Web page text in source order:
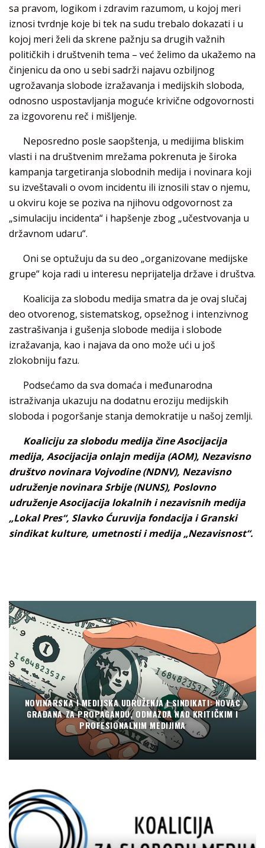
sa pravom, logikom i zdravim razumom, u kojoj meri
iznosi tvrdnje koje bi tek na sudu trebalo dokazati i u
kojoj meri želi da skrene pažnju sa drugih važnih
političkih i društvenih tema – već želimo da ukažemo na
činjenicu da ono u sebi sadrži najavu ozbiljnog
ugrožavanja slobode izražavanja i medijskih sloboda,
odnosno uspostavljanja moguće krivične odgovornosti
za izgovorenu reč i mišljenje.
Neposredno posle saopštenja, u medijima bliskim
vlasti i na društvenim mrežama pokrenuta je široka
kampanja targetiranja slobodnih medija i novinara koji
su izveštavali o ovom incidentu ili iznosili stav o njemu,
u okviru koje se poziva na njihovu odgovornost za
„simulaciju incidenta“ i hapšenje zbog „učestvovanja u
državnom udaru“.
Oni se optužuju da su deo „organizovane medijske
grupe“ koja radi u interesu neprijatelja države i društva.
Koalicija za slobodu medija smatra da je ovaj slučaj
deo otvorenog, sistematskog, opsežnog i intenzivnog
zastrašivanja i gušenja slobode medija i slobode
izražavanja, kao i najava da ono može ući u još
zlokobniju fazu.
Podsećamo da sva domaća i međunarodna
istraživanja ukazuju na dodatnu eroziju medijskih
sloboda i pogoršanje stanja demokratije u našoj zemlji.
Koaliciju za slobodu medija čine Asocijacija
medija, Asocijacija onlajn medija (AOM), Nezavisno
društvo novinara Vojvodine (NDNV), Nezavisno
udruženje novinara Srbije (NUNS), Poslovno
udruženje Asocijacija lokalnih i nezavisnih medija
„Lokal Pres“, Slavko Ćuruvija fondacija i Granski
sindikat kulture, umetnosti i medija „Nezavisnost“.
NOVINARSKA I MEDIJSKA UDRUŽENJA I SINDIKATI: NOVAC
GRAĐANA ZA PROPAGANDU, ODMAZDA NAD KRITIČKIM I
PROFESIONALNIM MEDIJIMA